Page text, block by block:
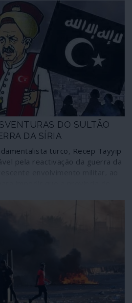
a Arménia e o Azerbaijão.
que o status quo regional e
se tem mantido mais ou menos
de século, que interesses
da guerra? A declaração
fogo é importante mas não
o caminho para aproximar
DO SULTÃO
DA SÍRIA
turco, Recep Tayyip
pela reactivação da guerra da
Sírio por todos os lados menos
regresso ao seu país. As “linhas
e, sobretudo, de Moscovo
a fazer, no âmbito do acordo